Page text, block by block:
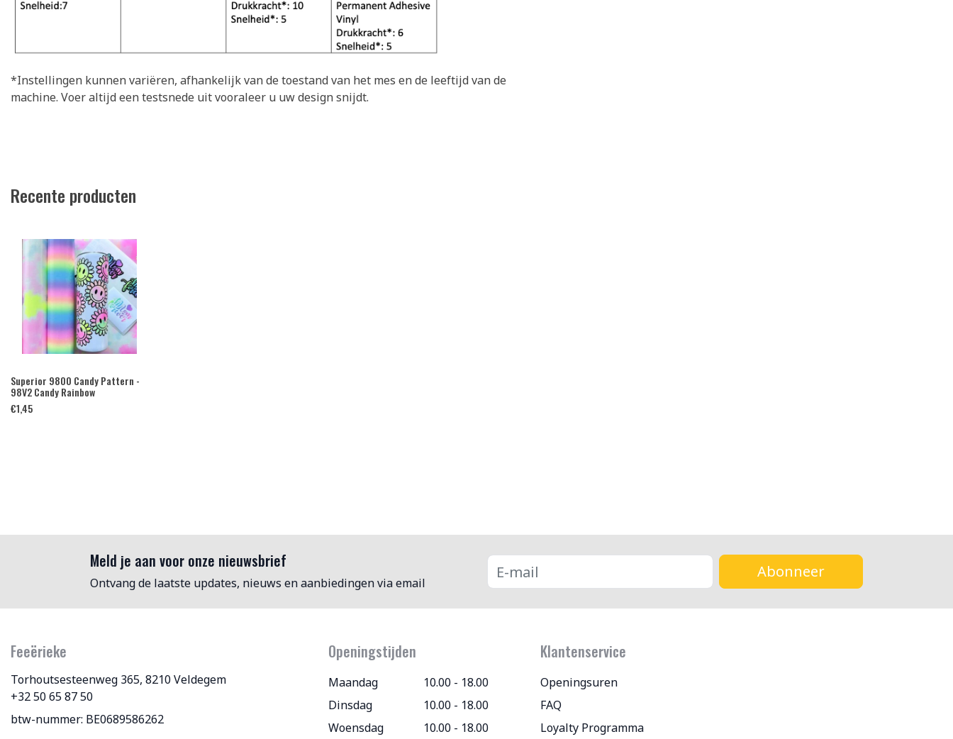
*Instellingen kunnen variëren, afhankelijk van de toestand van het mes en de leeftijd van de
machine. Voer altijd een testsnede uit vooraleer u uw design snijdt.
Recente producten
Superior 9800 Candy Pattern -
98V2 Candy Rainbow
€1,45
Meld je aan voor onze nieuwsbrief
Ontvang de laatste updates, nieuws en aanbiedingen via email
Abonneer
Feeërieke
Torhoutsesteenweg 365, 8210 Veldegem
+32 50 65 87 50
btw-nummer: BE0689586262
Openingstijden
Maandag
10.00 - 18.00
Dinsdag
10.00 - 18.00
Woensdag
10.00 - 18.00
Klantenservice
Openingsuren
FAQ
Loyalty Programma